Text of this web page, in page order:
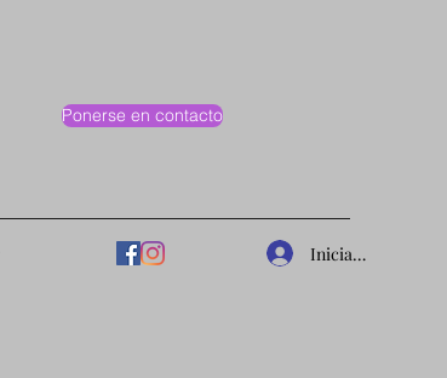
Ponerse en contacto
Iniciar sesión